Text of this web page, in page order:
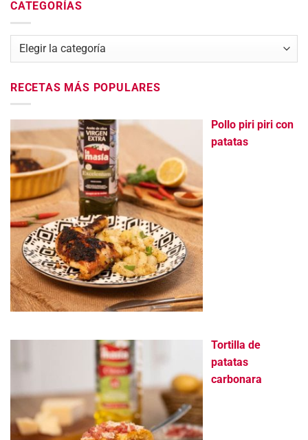
CATEGORÍAS
Categorías
RECETAS MÁS POPULARES
Pollo piri piri con
patatas
Tortilla de
patatas
carbonara